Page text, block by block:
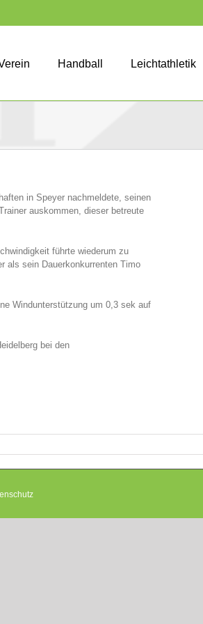
Handball Leichtathletik
in Speyer nachmeldete, seinen
auskommen, dieser betreute
führte wiederum zu
als sein Dauerkonkurrenten Timo
Windunterstützung um 0,3 sek auf
bei den